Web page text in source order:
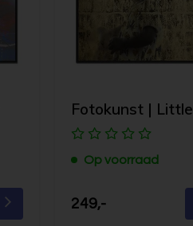
Fotokunst | Little
Op voorraad
249,-